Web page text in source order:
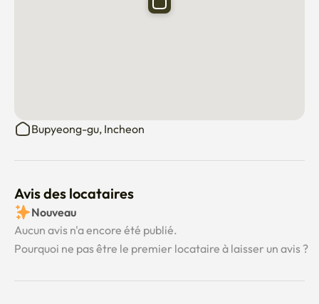
Bupyeong-gu, Incheon
Avis des locataires
Nouveau
Aucun avis n'a encore été publié.
Pourquoi ne pas être le premier locataire à laisser un avis ?